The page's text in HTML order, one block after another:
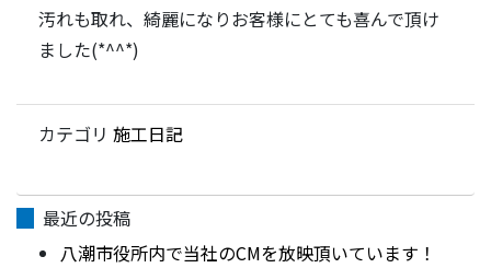
汚れも取れ、綺麗になりお客様にとても喜んで頂け
ました(*^^*)
カテゴリ 施工日記
最近の投稿
八潮市役所内で当社のCMを放映頂いています！